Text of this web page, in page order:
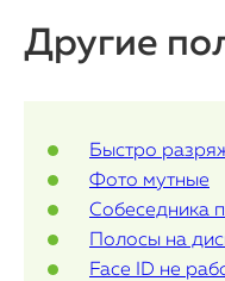
Mac Mini
Контакты
Статьи
Другие
Быстро
Фото мутные
Собеседника
Полосы на
Face ID не